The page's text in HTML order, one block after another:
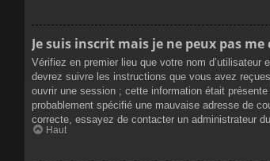
Je suis inscrit mais je ne peux pas me
Vérifiez en premier lieu que votre nom
devrez suivre les instructions que vous avez
ouvrir une session ; cette information était
probablement spécifié une mauvaise adresse de
correcte, essayez de contacter un administrateur du
Haut